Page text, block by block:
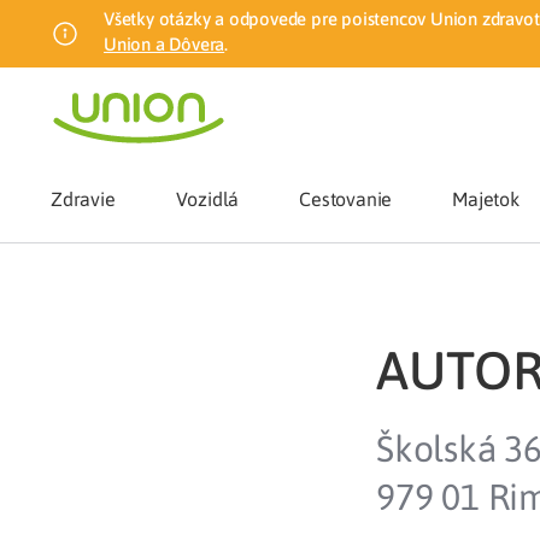
Všetky otázky a odpovede pre poistencov Union
Union a Dôvera.
Zdravie
Zmena
Union
Poistenie
Vozidlá Cestovanie Majetok
Školská 36
979 01